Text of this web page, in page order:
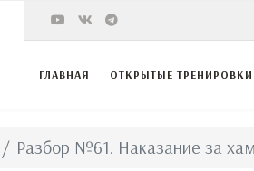
ГЛАВНАЯ ОТКРЫТЫЕ ТРЕНИРОВКИ
Разбор №61. Наказание за